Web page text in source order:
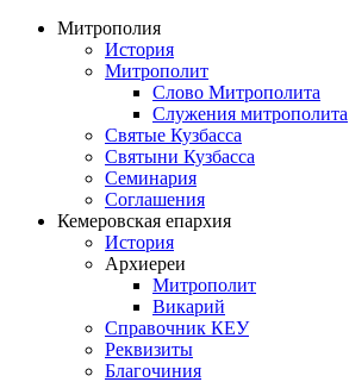
Митрополия
История
Митрополит
Слово Митрополита
Служения митрополита
Святые Кузбасса
Святыни Кузбасса
Семинария
Соглашения
Кемеровская епархия
История
Архиереи
Митрополит
Викарий
Справочник КЕУ
Реквизиты
Благочиния